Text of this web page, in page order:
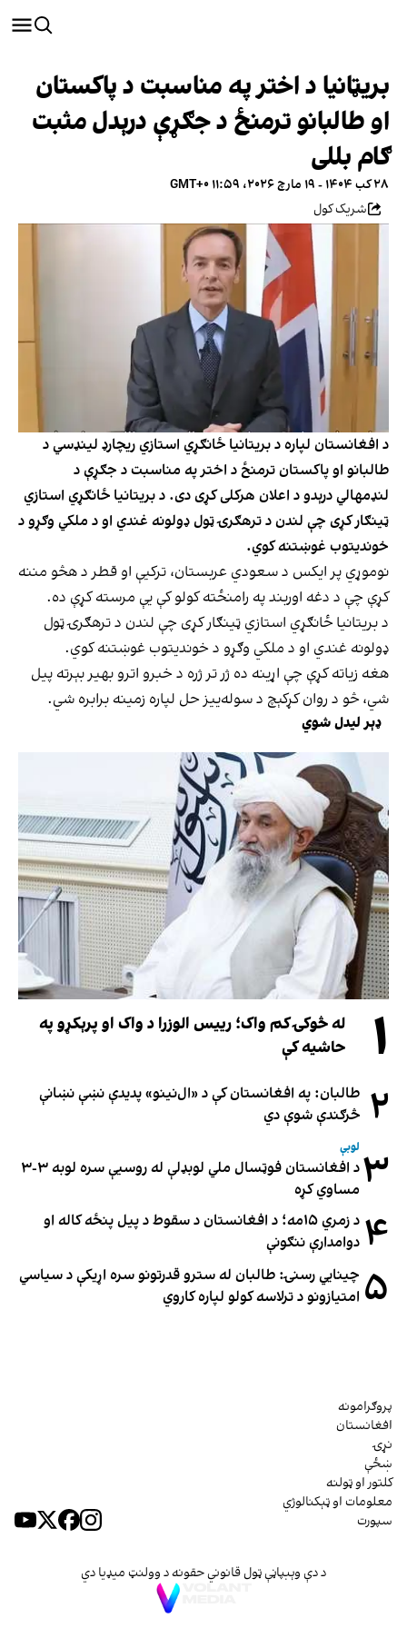
بریټانیا د اختر په مناسبت د پاکستان
او طالبانو ترمنځ د جګړې درېدل مثبت
ګام بللی
۲۸ کب ۱۴۰۴ - ۱۹ مارچ ۲۰۲۶، ۱۱:۵۹ GMT+۰
شریک کول
د افغانستان لپاره د بریتانیا ځانګړي استازي ریچارډ لینډسي د
طالبانو او پاکستان ترمنځ د اختر په مناسبت د جګړې د
لنډمهالي درېدو د اعلان هرکلی کړی دی. د بریتانیا ځانګړي استازي
ټینګار کړی چې لندن د ترهګرۍ ټول ډولونه غندي او د ملکي وګړو د
خوندیتوب غوښتنه کوي.
نوموړي پر ایکس د سعودي عربستان، ترکیې او قطر د هڅو مننه
کړې چې د دغه اوربند په رامنځته کولو کې یې مرسته کړې ده.
د بریتانیا ځانګړي استازي ټینګار کړی چې لندن د ترهګرۍ ټول
ډولونه غندي او د ملکي وګړو د خوندیتوب غوښتنه کوي.
هغه زیاته کړې چې اړینه ده ژر تر ژره د خبرو اترو بهیر بېرته پیل
شي، څو د روان کړکېچ د سوله‌ییز حل لپاره زمینه برابره شي.
ډېر لیدل شوي
۱
له څوکۍ کم واک؛ رییس الوزرا د واک او پرېکړو په
حاشیه کې
۲ طالبان: په افغانستان کې د «ال‌نینو» پدیدې نښې نښانې
څرګندې شوې دي
۳ لوبې
د افغانستان فوټسال ملي لوبډلې له روسیې سره لوبه ۳-۳
مساوي کړه
۴
د زمري ۱۵مه؛ د افغانستان د سقوط د پیل پنځه کاله او
دوامدارې ننګونې
۵ چینایي رسنۍ: طالبان له سترو قدرتونو سره اړیکې د سیاسي
امتیازونو د ترلاسه کولو لپاره کاروي
پروګرامونه
افغانستان
نړۍ
ښځې
کلتور او ټولنه
معلومات او ټېکنالوژي
سپورت
د دې وېبپاڼې ټول قانوني حقونه د وولنټ میډیا دي